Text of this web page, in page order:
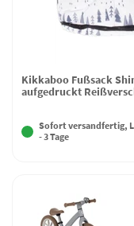
Kikkaboo Fußsack
aufgedruckt
Sofort versandfertig,
- 3 Tage